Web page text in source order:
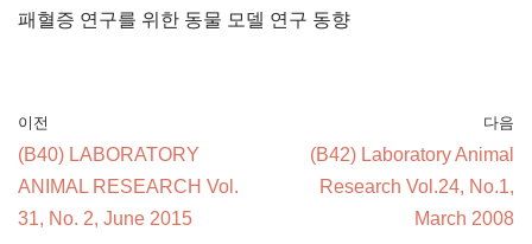
패혈증 연구를 위한 동물 모델 연구 동향
이전
(B40) LABORATORY
ANIMAL RESEARCH Vol.
31, No. 2, June 2015
다음
(B42) Laboratory Animal
Research Vol.24, No.1,
March 2008